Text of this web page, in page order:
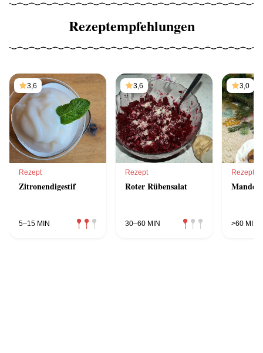
Rezeptempfehlungen
3,6
Rezept
Zitronendigestif
5–15 MIN
3,6
Rezept
Roter Rübensalat
30–60 MIN
3,0
Rezept
>60 MIN